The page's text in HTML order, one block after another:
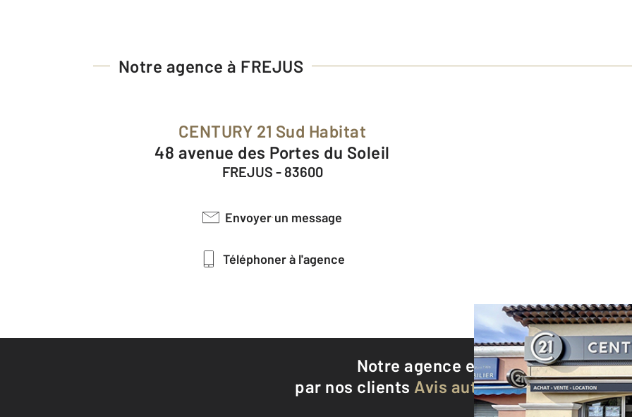
Notre agence à FREJUS
CENTURY 21 Sud Habitat
48 avenue des Portes du Soleil
FREJUS - 83600
Envoyer un message
Téléphoner à l'agence
Notre agence est notée9,4/10
par nos clients Avis authentifiés par